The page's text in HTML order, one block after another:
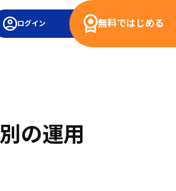
ログイン 無料ではじめる
の運用